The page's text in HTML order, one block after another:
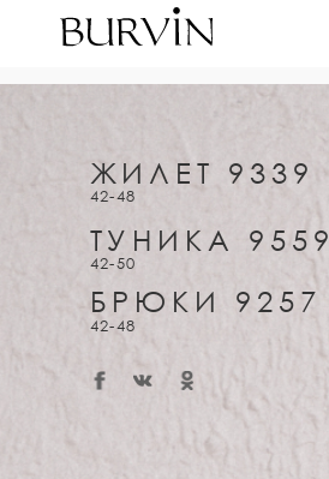
ЖИЛЕТ 9339
42-48
ТУНИКА 9559
42-50
БРЮКИ 9257
42-48